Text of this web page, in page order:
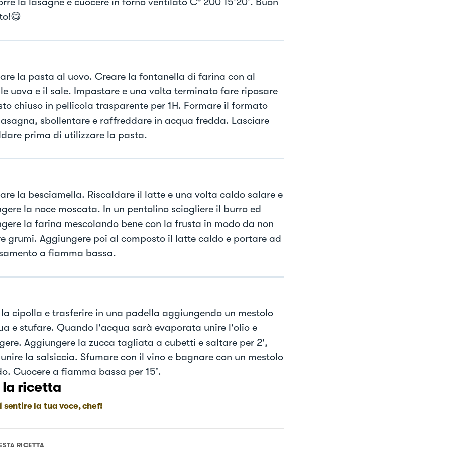
la pasta al uovo. Creare la fontanella di farina con al
uova e il sale. Impastare e una volta terminato fare riposare
chiuso in pellicola trasparente per 1H. Formare il formato
sbollentare e raffreddare in acqua fredda. Lasciare
prima di utilizzare la pasta.
la besciamella. Riscaldare il latte e una volta caldo salare e
la noce moscata. In un pentolino sciogliere il burro ed
la farina mescolando bene con la frusta in modo da non
grumi. Aggiungere poi al composto il latte caldo e portare ad
a fiamma bassa.
cipolla e trasferire in una padella aggiungendo un mestolo
e stufare. Quando l'acqua sarà evaporata unire l'olio e
Aggiungere la zucca tagliata a cubetti e saltare per 2',
la salsiccia. Sfumare con il vino e bagnare con un mestolo
Cuocere a fiamma bassa per 15'.
la ricetta
sentire la tua voce, chef!
RICETTA